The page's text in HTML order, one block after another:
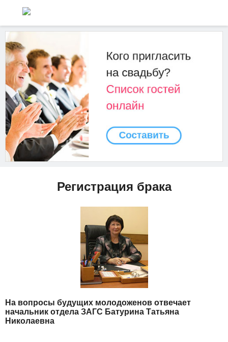
Регистрация брака
На вопросы будущих молодоженов отвечает
начальник отдела ЗАГС Батурина Татьяна
Николаевна